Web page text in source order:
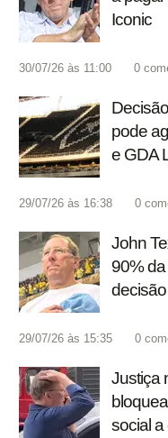
Iconic
30/07/26 às 11:00 0
pode
e GDA
29/07/26 às 16:38 0
John
90%
29/07/26 às 15:35 0
Justiça
social a